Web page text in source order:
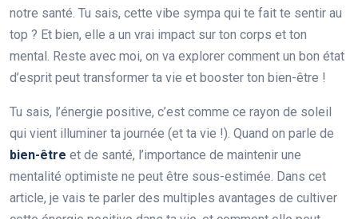
notre santé. Tu sais, cette vibe sympa qui te fait te sentir au
top ? Et bien, elle a un vrai impact sur ton corps et ton
mental. Reste avec moi, on va explorer comment un bon état
d’esprit peut transformer ta vie et booster ton bien-être !
Tu sais, l’énergie positive, c’est comme ce rayon de soleil
qui vient illuminer ta journée (et ta vie !). Quand on parle de
bien-être et de santé, l’importance de maintenir une
mentalité optimiste ne peut être sous-estimée. Dans cet
article, je vais te parler des multiples avantages de cultiver